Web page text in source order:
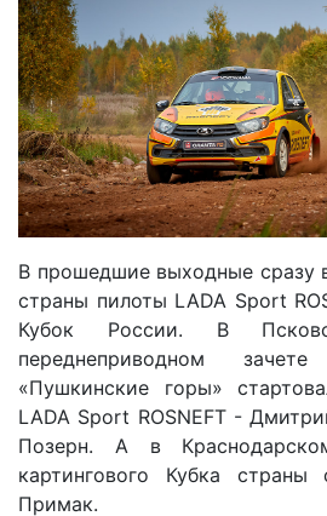
В прошедшие выходные сразу
страны пилоты LADA Sport
Кубок России. В
переднеприводном
«Пушкинские горы»
LADA Sport ROSNEFT -
Позерн. А в
картингового Кубка страны
Примак.